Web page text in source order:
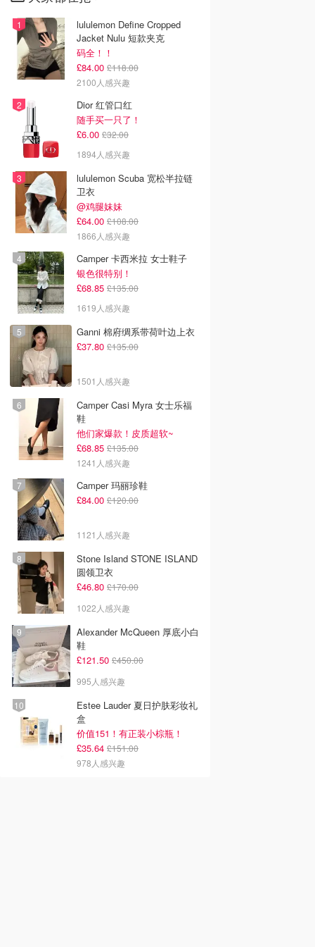
lululemon Define Cropped
Jacket Nulu 短款夹克
码全！！
£84.00 £118.00
2100人感兴趣
Dior 红管口红
随手买一只了！
£6.00 £32.00
1894人感兴趣
lululemon Scuba 宽松半拉链
卫衣
@鸡腿妹妹
£64.00 £108.00
1866人感兴趣
Camper 卡西米拉 女士鞋子
银色很特别！
£68.85 £135.00
1619人感兴趣
Ganni 棉府绸系带荷叶边上衣
£37.80 £135.00
1501人感兴趣
Camper Casi Myra 女士乐福
鞋
他们家爆款！皮质超软~
£68.85 £135.00
1241人感兴趣
Camper 玛丽珍鞋
£84.00 £120.00
1121人感兴趣
Stone Island STONE ISLAND
圆领卫衣
£46.80 £170.00
1022人感兴趣
Alexander McQueen 厚底小白
鞋
£121.50 £450.00
995人感兴趣
Estee Lauder 夏日护肤彩妆礼
盒
价值151！有正装小棕瓶！
£35.64 £151.00
978人感兴趣